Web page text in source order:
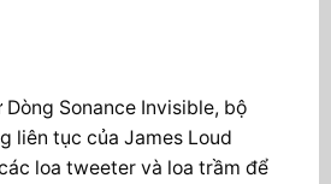
Sonance Invisible, bộ
liên tục của James Loud
loa tweeter và loa trầm để